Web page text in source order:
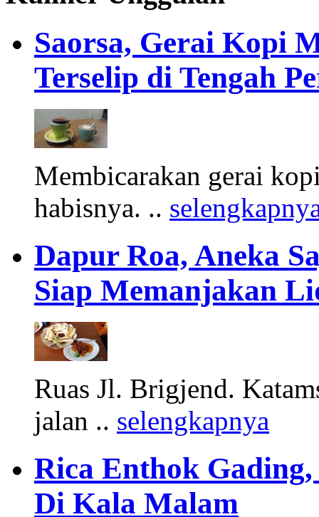
Saorsa, Gerai Kopi
Terselip di Tengah
Membicarakan gerai
habisnya. ..
Dapur Roa, Aneka
Siap Memanjakan
Ruas Jl. Brigjend.
jalan .. selengkapnya
Rica Enthok
Di Kala Malam